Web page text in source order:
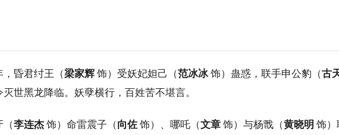
昏君纣王（梁家辉饰）受妖妃妲己（范冰冰饰）蛊惑，联手申公豹（古
世黑龙降临。妖孽横行，百姓苦不堪言。
（李连杰饰）命雷震子（向佐饰）、哪吒（文章饰）与杨戬（黄晓明 饰